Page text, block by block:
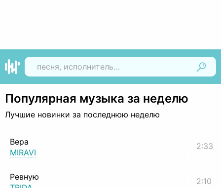
Популярная музыка за неделю
Лучшие новинки за последнюю неделю
Вера
MIRAVI
2:33
Ревную
2:10